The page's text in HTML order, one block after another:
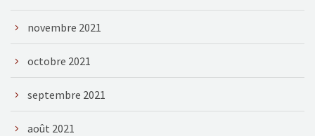
novembre 2021
octobre 2021
septembre 2021
août 2021